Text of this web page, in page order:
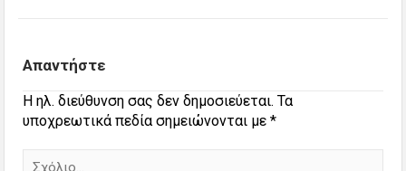
Απαντήστε
Η ηλ. διεύθυνση σας δεν δημοσιεύεται. Τα
υποχρεωτικά πεδία σημειώνονται με*